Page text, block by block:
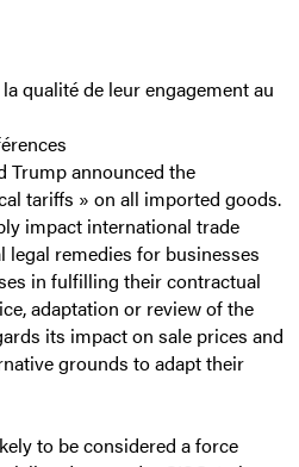
qualité de leur engagement au
Trump announced the
tariffs » on all imported goods.
impact international trade
legal remedies for businesses
in fulfilling their contractual
adaptation or review of the
its impact on sale prices and
grounds to adapt their
to be considered a force